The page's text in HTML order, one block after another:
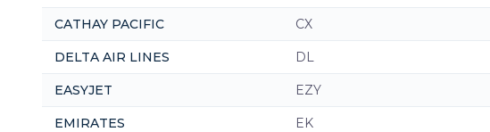
CATHAY PACIFIC CX
DELTA AIR LINES DL
EASYJET EZY
EMIRATES EK